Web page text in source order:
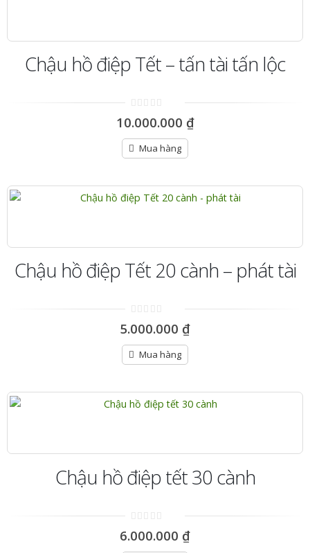
Chậu hồ điệp Tết – tấn tài tấn lộc
0
out
5
10.000.000 ₫
Mua hàng
Chậu hồ điệp Tết 20 cành – phát tài
0
out
5
5.000.000 ₫
Mua hàng
Chậu hồ điệp tết 30 cành
0
out
6.000.000 ₫